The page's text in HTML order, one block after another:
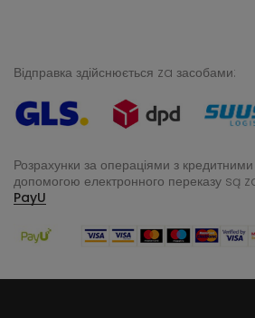
Відправка здійснюється za засобами:
Розрахунки за операціями з
допомогою електронного переказу są
PayU